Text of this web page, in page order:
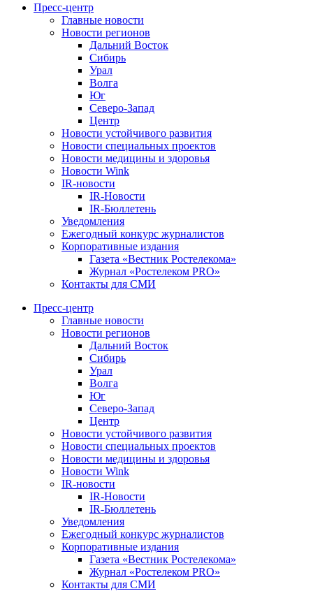
Пресс-центр
Главные новости
Новости регионов
Дальний Восток
Сибирь
Урал
Волга
Юг
Северо-Запад
Центр
Новости устойчивого развития
Новости специальных проектов
Новости медицины и здоровья
Новости Wink
IR-новости
IR-Новости
IR-Бюллетень
Уведомления
Ежегодный конкурс журналистов
Корпоративные издания
Газета «Вестник Ростелекома»
Журнал «Ростелеком PRO»
Контакты для СМИ
Пресс-центр
Главные новости
Новости регионов
Дальний Восток
Сибирь
Урал
Волга
Юг
Северо-Запад
Центр
Новости устойчивого развития
Новости специальных проектов
Новости медицины и здоровья
Новости Wink
IR-новости
IR-Новости
IR-Бюллетень
Уведомления
Ежегодный конкурс журналистов
Корпоративные издания
Газета «Вестник Ростелекома»
Журнал «Ростелеком PRO»
Контакты для СМИ